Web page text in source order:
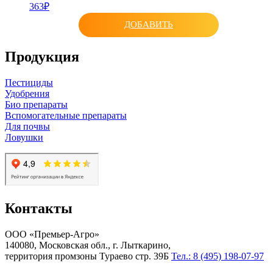
363₽
ДОБАВИТЬ
Продукция
Пестициды
Удобрения
Био препараты
Вспомогательные препараты
Для почвы
Ловушки
Контакты
ООО «Премьер-Агро»
140080, Московская обл., г. Лыткарино,
территория промзоны Тураево стр. 39Б Тел.: 8 (495) 198-07-97